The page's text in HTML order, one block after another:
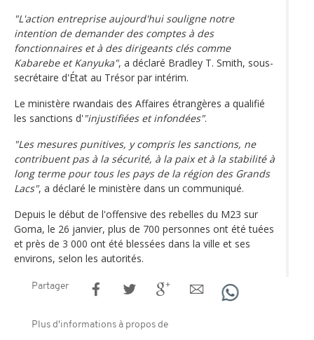
"L'action entreprise aujourd'hui souligne notre
intention de demander des comptes à des
fonctionnaires et à des dirigeants clés comme
Kabarebe et Kanyuka", a déclaré Bradley T. Smith, sous-
secrétaire d'État au Trésor par intérim.
Le ministère rwandais des Affaires étrangères a qualifié
les sanctions d' "injustifiées et infondées".
"Les mesures punitives, y compris les sanctions, ne
contribuent pas à la sécurité, à la paix et à la stabilité à
long terme pour tous les pays de la région des Grands
Lacs", a déclaré le ministère dans un communiqué.
Depuis le début de l'offensive des rebelles du M23 sur
Goma, le 26 janvier, plus de 700 personnes ont été tuées
et près de 3 000 ont été blessées dans la ville et ses
environs, selon les autorités.
Partager
Plus d'informations à propos de